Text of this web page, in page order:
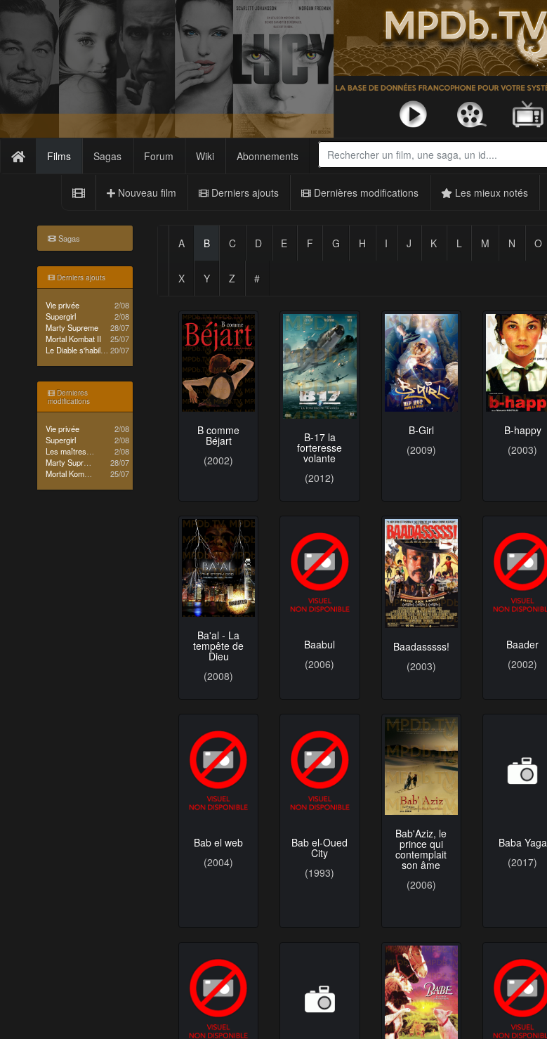
Films Sagas Forum Wiki Abonnements
Nouveau film Derniers ajouts Dernières modifications Les mieux notés
Sagas
Derniers ajouts
Vie privée
2/08
Supergirl
2/08
Marty Supreme
28/07
Mortal Kombat II
25/07
Le Diable s'habille en Prada 2 20/07
Dernieres
modifications
Vie privée
2/08
Supergirl
2/08
Les maîtres de l'univers
2/08
Marty Supreme
28/07
Mortal Kombat II
25/07
A B C D E F G H I J K L M N O
X Y Z #
B comme
Béjart
(2002)
B-17 la
forteresse
volante
(2012)
B-Girl
(2009)
B-happy
(2003)
Ba'al - La
tempête de
Dieu
(2008)
Baabul
(2006)
Baadasssss!
(2003)
Baader
(2002)
Bab el web
(2004)
Bab el-Oued
City
(1993)
Bab'Aziz, le
prince qui
contemplait
son âme
(2006)
Baba Yaga
(2017)